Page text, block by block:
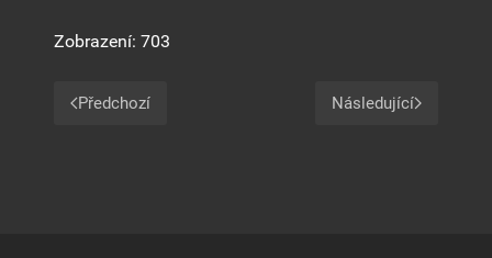
Zobrazení: 703
Předchozí článek: ADMINISTRACE
Předchozí
Další článek:
Následující